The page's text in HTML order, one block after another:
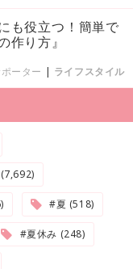
も役立つ！簡単で
作り方』
ーター | ライフスタイル
#夏 (518)
#夏休み (248)